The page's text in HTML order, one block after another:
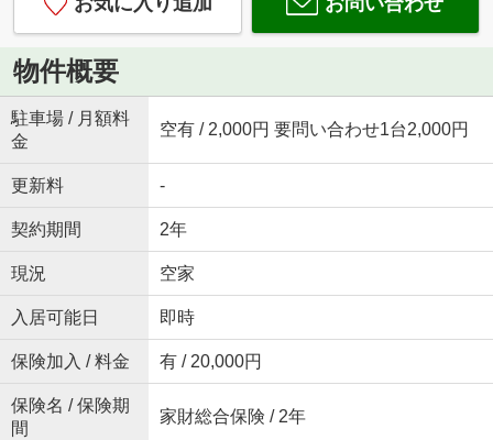
物件概要
駐車場 / 月額料
金
空有 / 2,000円 要問い合わせ1台2,000円
更新料 -
契約期間 2年
現況 空家
入居可能日 即時
保険加入 / 料金 有 / 20,000円
保険名 / 保険期
間
家財総合保険 / 2年